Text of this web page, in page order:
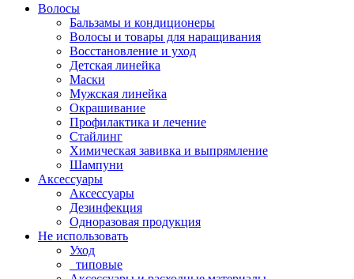
Волосы
Бальзамы и кондиционеры
Волосы и товары для наращивания
Восстановление и уход
Детская линейка
Маски
Мужская линейка
Окрашивание
Профилактика и лечение
Стайлинг
Химическая завивка и выпрямление
Шампуни
Аксессуары
Аксессуары
Дезинфекция
Одноразовая продукция
Не использовать
Уход
_типовые